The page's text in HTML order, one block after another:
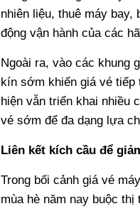
nhiên liệu, thuê máy
động vận hành của các
Ngoài ra, vào các khung
kín sớm khiến giá vé tiếp
hiện vẫn triển khai nhiều
vé sớm để đa dạng lựa
Liên kết kích cầu để
Trong bối cảnh giá vé
mùa hè năm nay buộc